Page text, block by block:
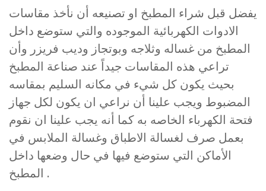
يفضل قبل شراء المطبخ او تصنيعه أن نأخذ مقاسات
الادوات الكهربائية الموجوده والتي ستوضع داخل
المطبخ من غساله وثلاجه وبوتجاز وديب فريزر وأن
تراعي هذه المقاسات جيداً عند صناعة المطبخ
بحيث يكون كل شيء في مكانه السليم بمقاسه
المضبوط ويجب علينا أن نراعي ان يكون لكل جهاز
فتحة الكهرباء الخاصه به كما أنه يجب علينا ان نقوم
بعمل صرف لغسالة الاطباق وغسالة الملابس في
الأماكن التي ستوضع فيها في حال وضعها داخل
المطبخ .